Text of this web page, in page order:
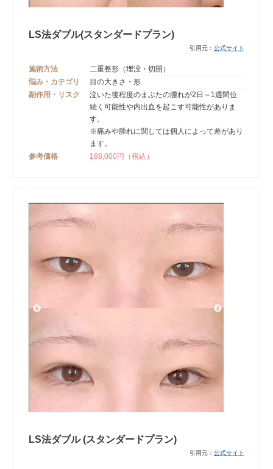
LS法ダブル(スタンダードプラン)
引用元： 公式サイト
施術方法
二重整形（埋没・切開）
悩み・カテゴリ
目の大きさ・形
副作用・リスク
泣いた後程度のまぶたの腫れが2日～1週間位
続く可能性や内出血を起こす可能性がありま
す。
※痛みや腫れに関しては個人によって差があり
ます。
参考価格
198,000円（税込）
LS法ダブル (スタンダードプラン)
引用元： 公式サイト